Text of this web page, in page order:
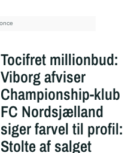
Tocifret millionbud:
Viborg afviser
Championship-klub
FC Nordsjælland
siger farvel til profil:
Stolte af salget